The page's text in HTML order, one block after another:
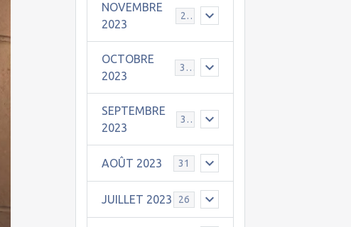
NOVEMBRE
2023
24
OCTOBRE
2023
31
SEPTEMBRE
2023
30
AOÛT 2023 31
JUILLET 2023 26